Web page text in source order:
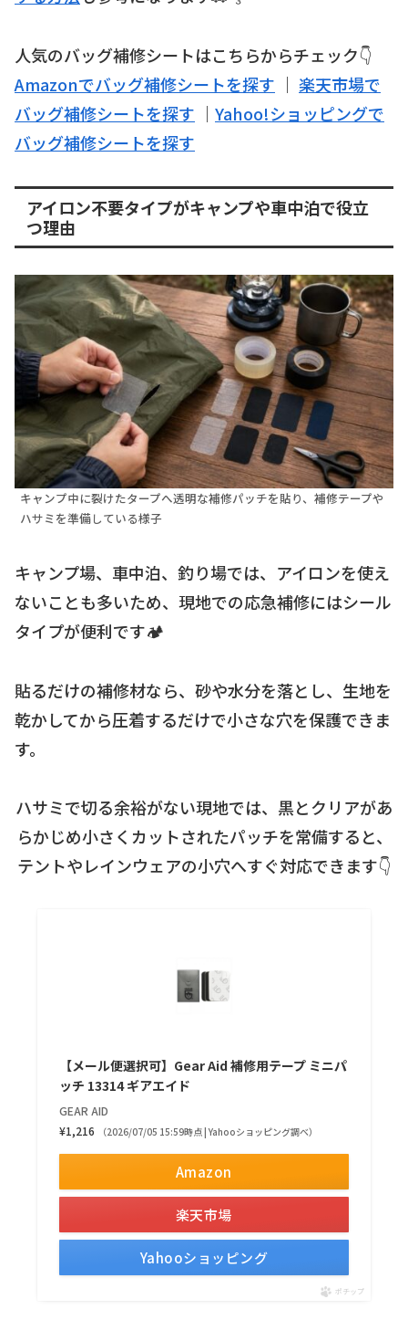
人気のバッグ補修シートはこちらからチェック👇
Amazonでバッグ補修シートを探す ｜ 楽天市場で
バッグ補修シートを探す ｜ Yahoo!ショッピングで
バッグ補修シートを探す
アイロン不要タイプがキャンプや車中泊で役立
つ理由
キャンプ中に裂けたタープへ透明な補修パッチを貼り、補修テープや
ハサミを準備している様子
キャンプ場、車中泊、釣り場では、アイロンを使え
ないことも多いため、現地での応急補修にはシール
タイプが便利です🏕️
貼るだけの補修材なら、砂や水分を落とし、生地を
乾かしてから圧着するだけで小さな穴を保護できま
す。
ハサミで切る余裕がない現地では、黒とクリアがあ
らかじめ小さくカットされたパッチを常備すると、
テントやレインウェアの小穴へすぐ対応できます👇
【メール便選択可】Gear Aid 補修用テープ ミニパ
ッチ 13314 ギアエイド
GEAR AID
¥1,216
（2026/07/05 15:59時点 | Yahooショッピング調べ）
Amazon
楽天市場
Yahooショッピング
ポチップ